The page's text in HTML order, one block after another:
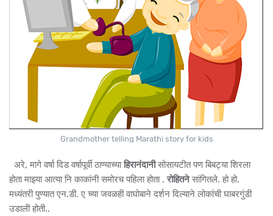
Grandmother telling Marathi story for kids
अरे, मागे वर्षा दिड वर्षापूर्वी ठाण्याच्याहिरानंदानीसोसायटीत पण बिबट्या शिरला
होता माझ्या आत्या नि काकांनी समोरच पहिला होता . रोहितनेसांगितले. हो हो.
मध्यंतरी पुण्यात एन.डी. ए च्या जवळही वाघोबाने दर्शन दिल्याने लोकांची घाबरगुंडी
उडाली होती..